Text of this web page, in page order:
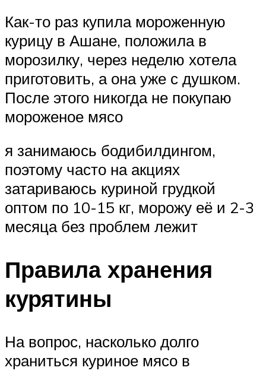
Как-то раз купила мороженную
курицу в Ашане, положила в
морозилку, через неделю хотела
приготовить, а она уже с душком.
После этого никогда не покупаю
мороженое мясо
я занимаюсь бодибилдингом,
поэтому часто на акциях
затариваюсь куриной грудкой
оптом по 10-15 кг, морожу её и 2-3
месяца без проблем лежит
Правила хранения
курятины
На вопрос, насколько долго
храниться куриное мясо в